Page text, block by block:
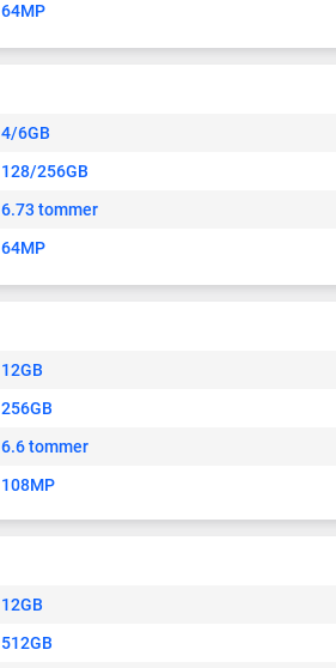
64MP
4/6GB
128/256GB
6.73 tommer
64MP
12GB
256GB
6.6 tommer
108MP
12GB
512GB